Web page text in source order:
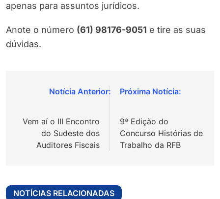
apenas para assuntos jurídicos.
Anote o número (61) 98176-9051 e tire as suas
dúvidas.
Navegação
Post
Vem aí o III Encontro
do Sudeste dos
Auditores Fiscais
9ª Edição do
Concurso Histórias de
Trabalho da RFB
NOTÍCIAS RELACIONADAS